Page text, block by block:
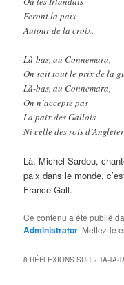
Feront la paix
Autour de la croix.
Là-bas, au Connemara,
On sait tout le prix de la
Là-bas, au Connemara,
On n’accepte pas
La paix des Gallois
Ni celle des rois
Là, Michel Sardou,
paix dans le monde,
France Gall.
Ce contenu a été publié
Administrator. Mettez-le
8 RÉFLEXIONS SUR «TA-TA-